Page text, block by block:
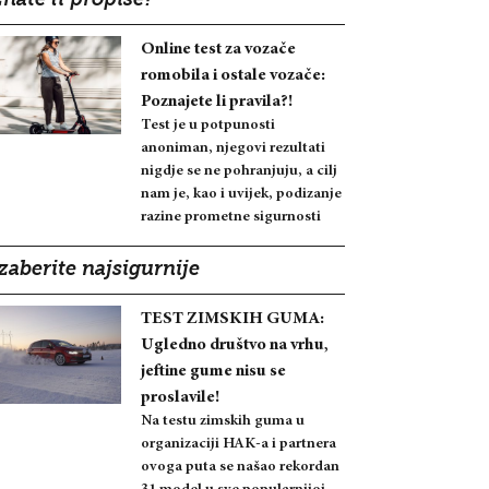
Online test za vozače
romobila i ostale vozače:
Poznajete li pravila?!
Test je u potpunosti
anoniman, njegovi rezultati
nigdje se ne pohranjuju, a cilj
nam je, kao i uvijek, podizanje
razine prometne sigurnosti
najsigurnije
TEST ZIMSKIH GUMA:
Ugledno društvo na vrhu,
jeftine gume nisu se
proslavile!
Na testu zimskih guma u
organizaciji HAK-a i partnera
ovoga puta se našao rekordan